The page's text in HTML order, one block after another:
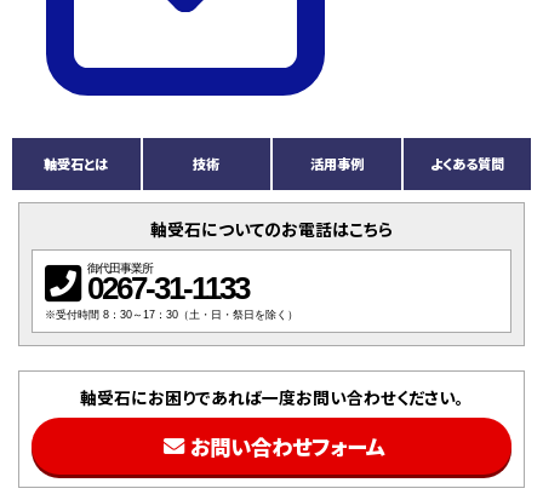
軸受石とは 技術 活用事例 よくある質問
軸受石についてのお電話はこちら
御代田事業所
0267-31-1133
※受付時間 8：30～17：30（土・日・祭日を除く）
軸受石にお困りであれば一度お問い合わせください。
お問い合わせフォーム